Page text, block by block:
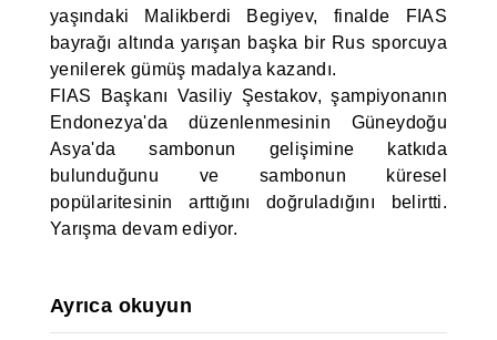
yaşındaki Malikberdi Begiyev, finalde FIAS
bayrağı altında yarışan başka bir Rus sporcuya
yenilerek gümüş madalya kazandı.
FIAS Başkanı Vasiliy Şestakov, şampiyonanın
Endonezya'da düzenlenmesinin Güneydoğu
Asya'da sambonun gelişimine katkıda
bulunduğunu ve sambonun küresel
popülaritesinin arttığını doğruladığını belirtti.
Yarışma devam ediyor.
Ayrıca okuyun